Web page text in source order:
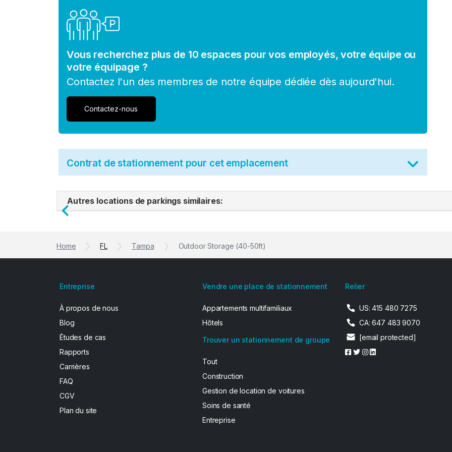
Vous recherchez plus de 10 espaces pour vos employés, votre équipe ou
votre équipage ?
Contactez l'un des membres de notre équipe dédiée dès aujourd'hui.
Contactez-nous
Contrat de stationnement pour cet emplacement
Autres locations de parkings similaires:
Previous
Home FL Tampa Outdoor Storage (40-50ft)
Entreprise
À propos de nous
Blog
Études de cas
Rapports
Carrières
FAQ
CGV
Plan du site
Vendre une place de stationnement
Appartements multifamiliaux
Hôtels
Trouver un stationnement de groupe
Tout
Construction
Gestion de location de voitures
Soins de santé
Entreprise
Relier
US: 415 480 7275
CA: 647 483 9070
[email protected]